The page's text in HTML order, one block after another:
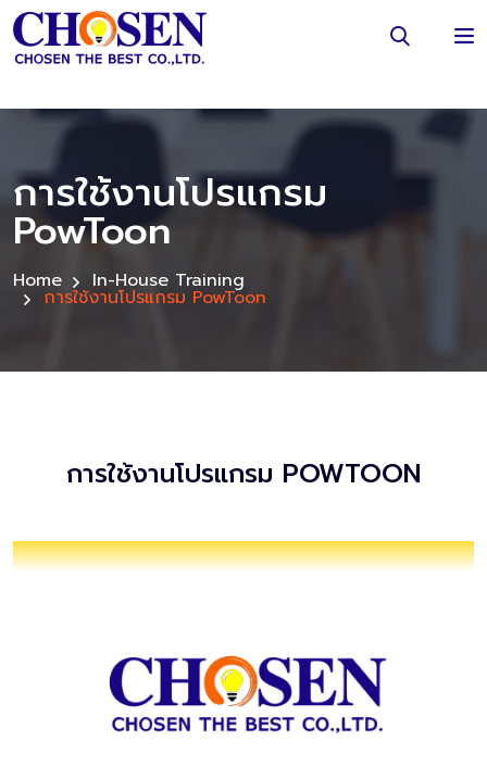
การใช้งานโปรแกรม
PowToon
Home In-House Training
การใช้งานโปรแกรม PowToon
การใช้งานโปรแกรม POWTOON